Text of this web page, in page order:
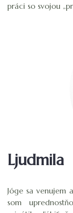
práci so svojou
Ljudmila
Jóge sa venujem
som